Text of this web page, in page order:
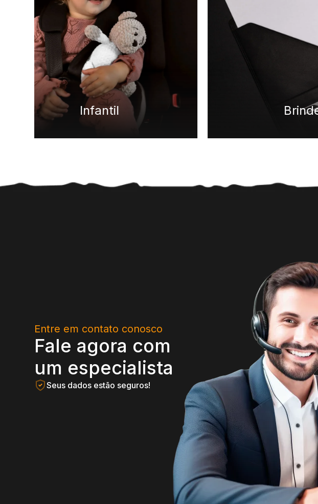
Brindes
Entre em contato conosco
Fale agora com
um especialista
Seus dados estão seguros!